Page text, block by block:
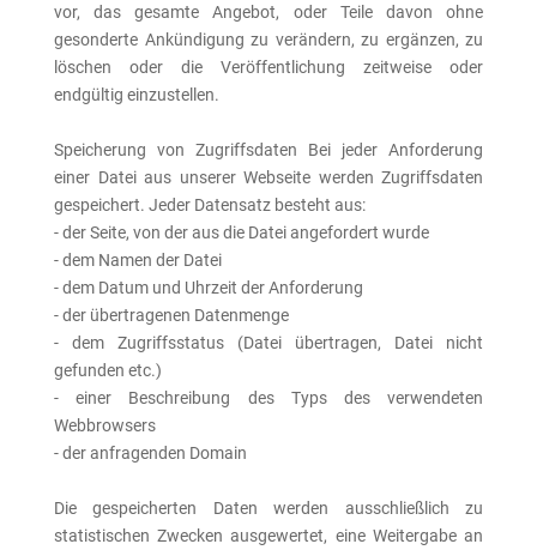
vor, das gesamte Angebot, oder Teile davon ohne
gesonderte Ankündigung zu verändern, zu ergänzen, zu
löschen oder die Veröffentlichung zeitweise oder
endgültig einzustellen.
Speicherung von Zugriffsdaten Bei jeder Anforderung
einer Datei aus unserer Webseite werden Zugriffsdaten
gespeichert. Jeder Datensatz besteht aus:
- der Seite, von der aus die Datei angefordert wurde
- dem Namen der Datei
- dem Datum und Uhrzeit der Anforderung
- der übertragenen Datenmenge
- dem Zugriffsstatus (Datei übertragen, Datei nicht
gefunden etc.)
- einer Beschreibung des Typs des verwendeten
Webbrowsers
- der anfragenden Domain
Die gespeicherten Daten werden ausschließlich zu
statistischen Zwecken ausgewertet, eine Weitergabe an